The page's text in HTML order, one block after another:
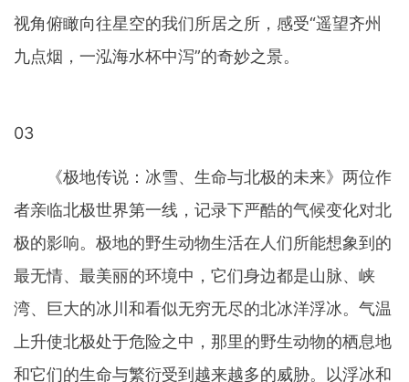
视角俯瞰向往星空的我们所居之所，感受“遥望齐州
九点烟，一泓海水杯中泻”的奇妙之景。
03
《极地传说：冰雪、生命与北极的未来》两位作
者亲临北极世界第一线，记录下严酷的气候变化对北
极的影响。极地的野生动物生活在人们所能想象到的
最无情、最美丽的环境中，它们身边都是山脉、峡
湾、巨大的冰川和看似无穷无尽的北冰洋浮冰。气温
上升使北极处于危险之中，那里的野生动物的栖息地
和它们的生命与繁衍受到越来越多的威胁。以浮冰和